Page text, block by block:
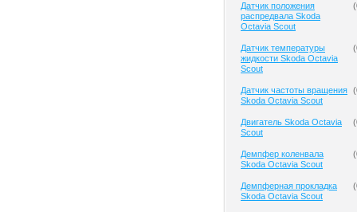
Датчик положения
распредвала Skoda
Octavia Scout
(
Датчик температуры
жидкости Skoda Octavia
Scout
(
Датчик частоты вращения
Skoda Octavia Scout
(
Двигатель Skoda Octavia
Scout
(
Демпфер коленвала
Skoda Octavia Scout
(
Демпферная прокладка
Skoda Octavia Scout
(